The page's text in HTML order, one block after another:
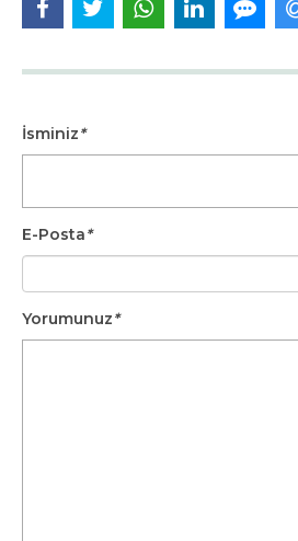
İsminiz*
E-Posta*
Yorumunuz*